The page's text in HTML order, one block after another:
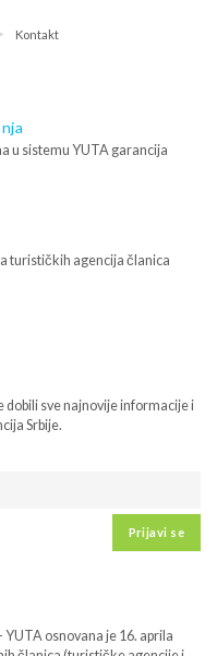
Kontakt
u sistemu YUTA garancija
turističkih agencija članica
dobili sve najnovije informacije i
Srbije.
Prijavi se
osnovana je 16. aprila